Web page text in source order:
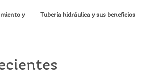
y
Tubería hidráulica y sus beneficios